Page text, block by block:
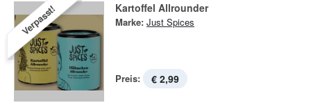
Verpasst! Kartoffel Allrounder
Marke: Just Spices
Preis: € 2,99